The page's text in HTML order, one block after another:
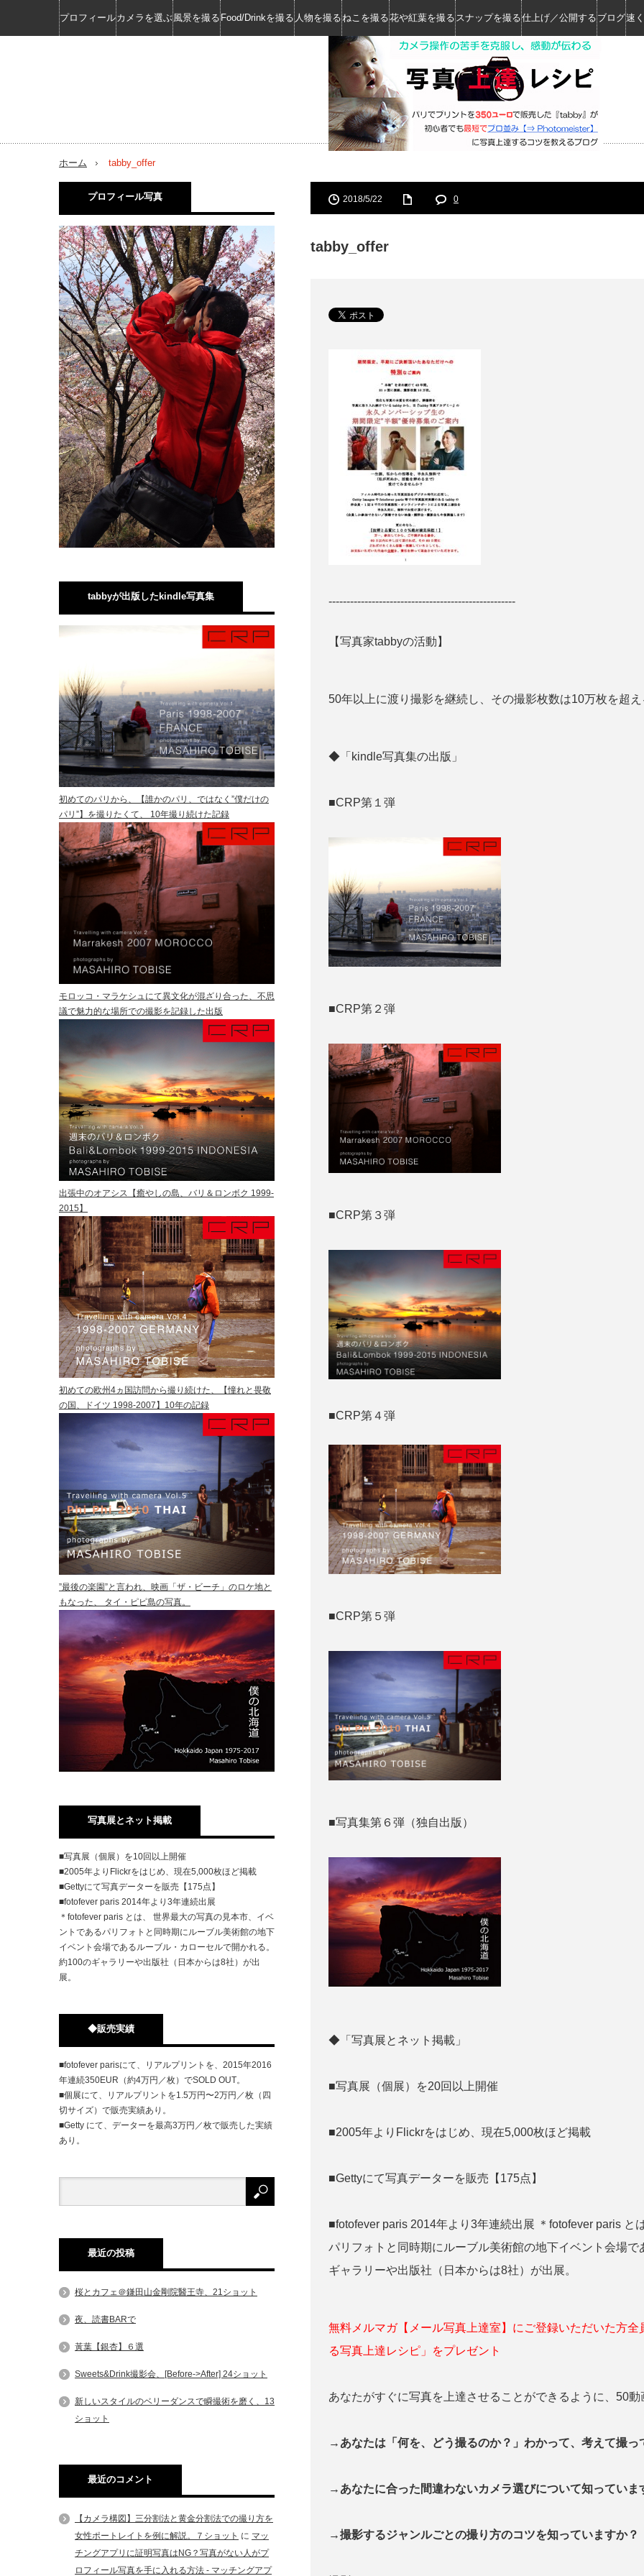
プロフィールカメラを選ぶ風景を撮る Food/Drinkを撮る 人物を撮るねこを撮る花や紅葉を撮る スナップを撮る仕上げ／公開する ブログ速
ホーム tabby_offer
2018/5/22 0
tabby_offer
----------------------------------------------------
【写真家tabbyの活動】
50年以上に渡り撮影を継続し、その撮影枚数は10万枚を超
◆「kindle写真集の出版」
■CRP第１弾
■CRP第２弾
■CRP第３弾
■CRP第４弾
■CRP第５弾
■写真集第６弾（独自出版）
◆「写真展とネット掲載」
■写真展（個展）を20回以上開催
■2005年よりFlickrをはじめ、現在5,000枚ほど掲載
■Gettyにて写真データーを販売【175点】
■fotofever paris 2014年より3年連続出展 ＊fotofever paris
パリフォトと同時期にルーブル美術館の地下イベント会場
ギャラリーや出版社（日本からは8社）が出展。
無料メルマガ【メール写真上達室】にご登録いただいた方
る写真上達レシピ」をプレゼント
あなたがすぐに写真を上達させることができるように、50
→あなたは「何を、どう撮るのか？」わかって、考えて撮
→あなたに合った間違わないカメラ選びについて知っていま
→撮影するジャンルごとの撮り方のコツを知っていますか？
プロフィール写真
tabbyが出版したkindle写真集
初めてのパリから、【誰かのパリ、ではなく”僕だけの
パリ”】を撮りたくて、 10年撮り続けた記録
モロッコ・マラケシュにて異文化が混ざり合った、不思
議で魅力的な場所での撮影を記録した出版
出張中のオアシス【癒やしの島、バリ＆ロンボク 1999-
2015】
初めての欧州4ヵ国訪問から撮り続けた、【憧れと畏敬
の国、ドイツ 1998-2007】10年の記録
”最後の楽園”と言われ、映画「ザ・ビーチ」のロケ地と
もなった、 タイ・ピピ島の写真。
写真展とネット掲載
■写真展（個展）を10回以上開催
■2005年よりFlickrをはじめ、現在5,000枚ほど掲載
■Gettyにて写真データーを販売【175点】
■fotofever paris 2014年より3年連続出展
＊fotofever paris とは、 世界最大の写真の見本市、イベ
ントであるパリフォトと同時期にルーブル美術館の地下
イベント会場であるルーブル・カローセルで開かれる。
約100のギャラリーや出版社（日本からは8社）が出
展。
◆販売実績
■fotofever parisにて、リアルプリントを、2015年2016
年連続350EUR（約4万円／枚）でSOLD OUT。
■個展にて、リアルプリントを1.5万円〜2万円／枚（四
切サイズ）で販売実績あり。
■Getty にて、データーを最高3万円／枚で販売した実績
あり。
最近の投稿
桜とカフェ＠鎌田山金剛院醫王寺、21ショット
夜、読書BARで
黃葉【銀杏】６選
Sweets&Drink撮影会、[Before->After] 24ショット
新しいスタイルのベリーダンスで瞬撮術を磨く、13
ショット
最近のコメント
【カメラ構図】三分割法と黄金分割法での撮り方を
女性ポートレイトを例に解説。７ショット に マッ
チングアプリに証明写真はNG？写真がない人がプ
ロフィール写真を手に入れる方法 - マッチングアプ